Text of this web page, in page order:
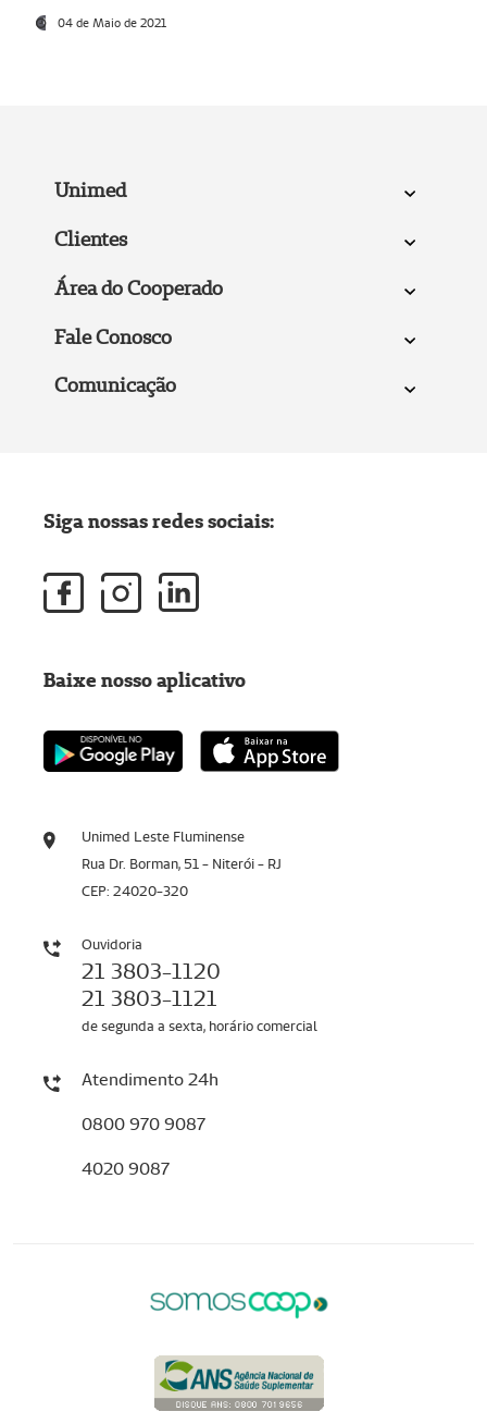
04 de Maio de 2021
Unimed
Clientes
Área do Cooperado
Fale Conosco
Comunicação
Unimed Leste Fluminense
Rua Dr. Borman, 51 - Niterói - RJ
CEP: 24020-320
Ouvidoria
21 3803-1120
21 3803-1121
de segunda a sexta, horário comercial
Atendimento 24h
0800 970 9087
4020 9087
Siga nossas redes sociais:
Baixe nosso aplicativo